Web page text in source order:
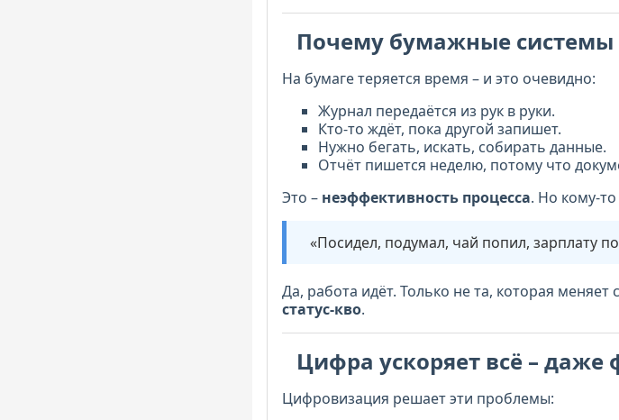
Почему бумажные системы
На бумаге теряется время – и это очевидно:
Журнал передаётся из рук в руки.
Кто-то ждёт, пока другой запишет.
Нужно бегать, искать, собирать данные.
Отчёт пишется неделю, потому что
Это – неэффективность процесса. Но кому-
«Посидел, подумал, чай попил, зарплату
Да, работа идёт. Только не та, которая меняет
статус-кво.
Цифра ускоряет всё –
Цифровизация решает эти проблемы: